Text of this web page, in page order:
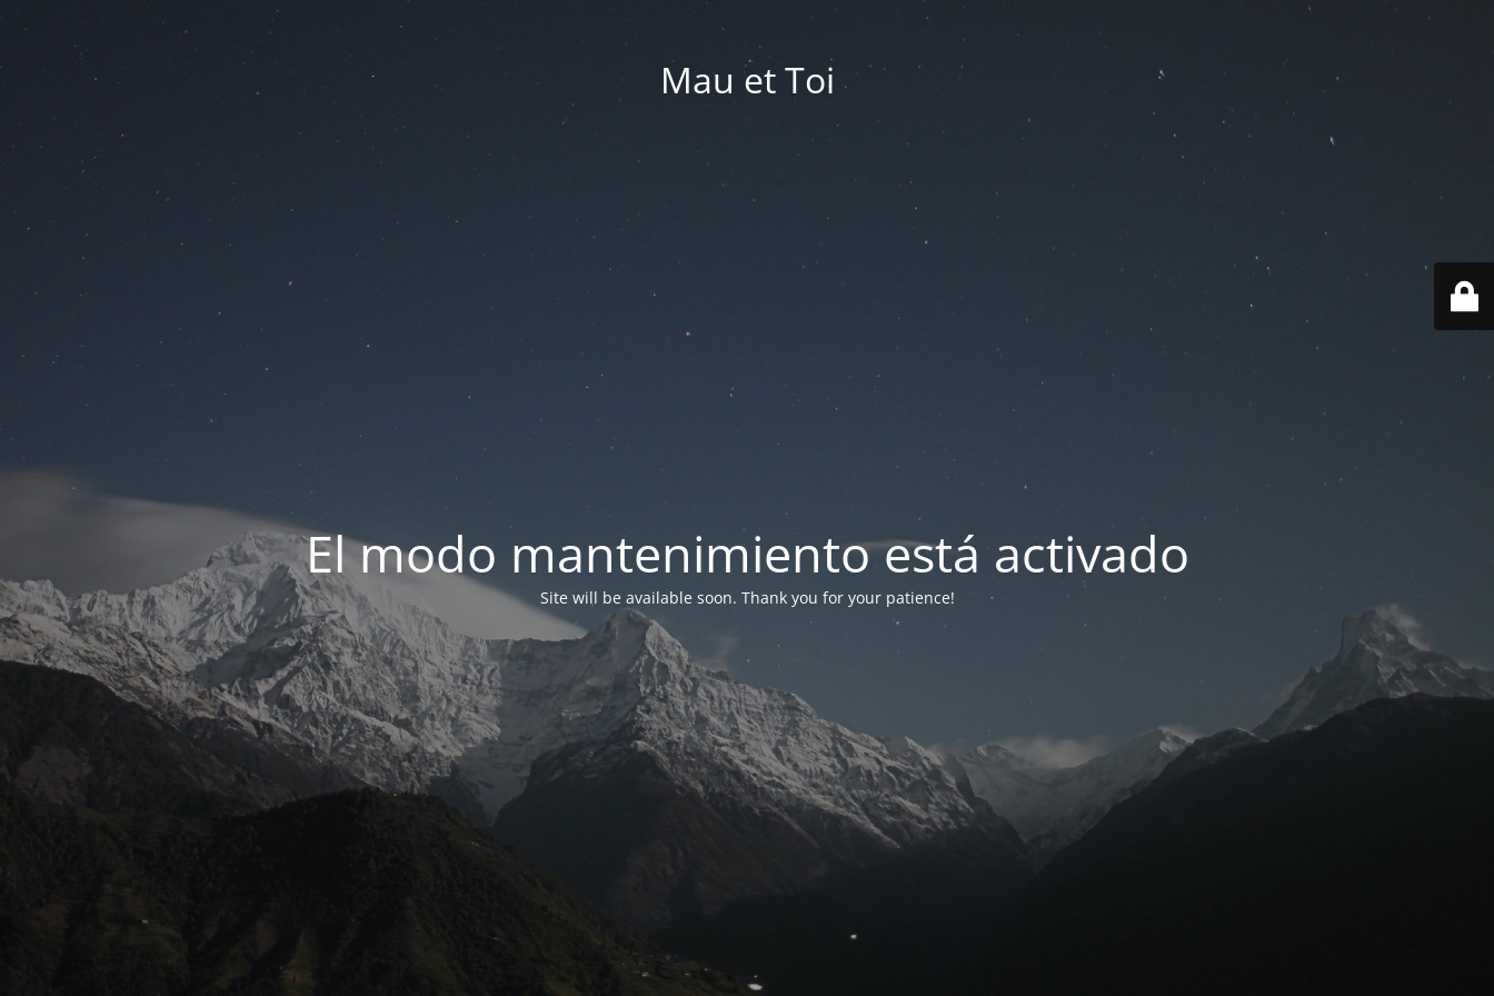
Mau et Toi
El modo mantenimiento está activado
Site will be available soon. Thank you for your patience!